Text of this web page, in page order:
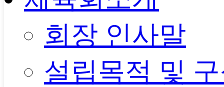
회장 인사말
설립목적 및